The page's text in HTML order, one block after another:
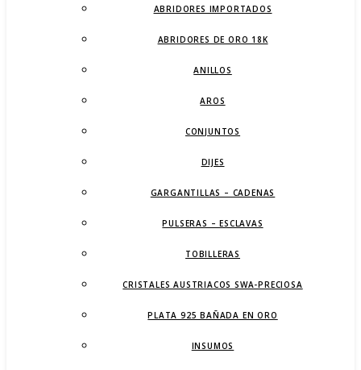
ABRIDORES IMPORTADOS
ABRIDORES DE ORO 18K
ANILLOS
AROS
CONJUNTOS
DIJES
GARGANTILLAS – CADENAS
PULSERAS – ESCLAVAS
TOBILLERAS
CRISTALES AUSTRIACOS SWA-PRECIOSA
PLATA 925 BAÑADA EN ORO
INSUMOS